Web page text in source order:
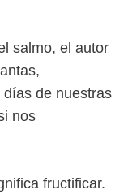
salmo, el autor
de nuestras
nos
fructificar.